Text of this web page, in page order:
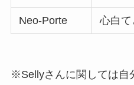
Neo-Porte 心白て
※Sellyさんに関しては自